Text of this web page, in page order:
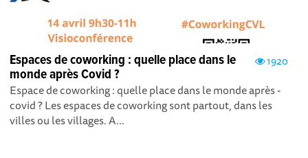
1920
Espaces de coworking : quelle place dans le
monde après Covid ?
Espace de coworking : quelle place dans le monde après -
covid ? Les espaces de coworking sont partout, dans les
villes ou les villages. A...